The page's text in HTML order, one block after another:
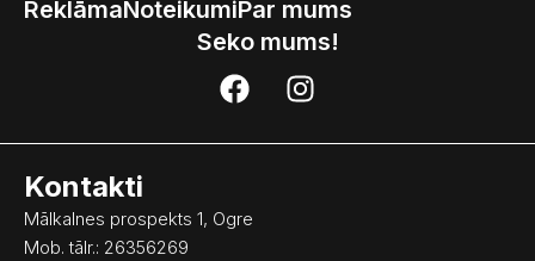
ReklāmaNoteikumiPar mums
Seko mums!
F
a
o
I
n
Kontakti
Mālkalnes prospekts 1, Ogre
Mob. tālr.: 26356269